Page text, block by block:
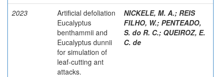
2023
Artificial defoliation
Eucalyptus
benthammii and
Eucalyptus dunnii
for simulation of
leaf-cutting ant
attacks.
NICKELE, M. A.; REIS
FILHO, W.; PENTEADO,
S. do R. C.; QUEIROZ, E.
C. de